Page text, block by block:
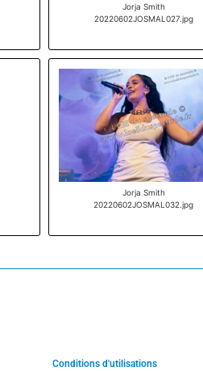
Jorja Smith
20220602JOSMAL027.jpg
Jorja Smith
20220602JOSMAL032.jpg
Conditions d'utilisations